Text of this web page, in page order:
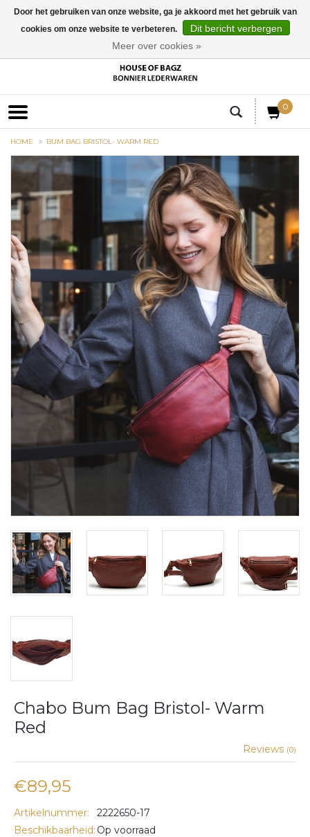
0
HOME BUM BAG BRISTOL- WARM RED
Chabo Bum Bag Bristol- Warm
Red
Reviews (0)
€89,95
Artikelnummer:
2222650-17
Beschikbaarheid: Op voorraad
Door het gebruiken van onze website, ga je akkoord met het gebruik van
cookies om onze website te verbeteren.
Dit bericht verbergen
Meer over cookies »